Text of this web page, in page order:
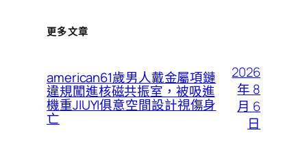
更多文章
american61歲男人戴金屬項鏈
違規闖進核磁共振室，被吸進
機重JIUYI俱意空間設計視傷身
亡
2026
年 8
月 6
日